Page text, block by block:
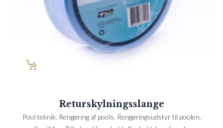
Returskylningsslange
Pool teknik Rengøring af pools Rengøringsudstyr til poolen